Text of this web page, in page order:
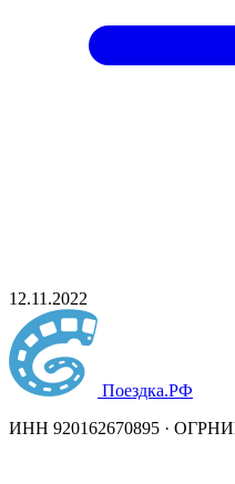
12.11.2022
Поездка.РФ
ИНН 920162670895 ·